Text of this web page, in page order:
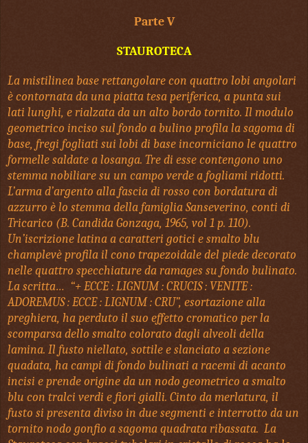
Parte V
STAUROTECA
La mistilinea base rettangolare con quattro lobi angolari
è contornata da una piatta tesa periferica, a punta sui
lati lunghi, e rialzata da un alto bordo tornito. Il modulo
geometrico inciso sul fondo a bulino profila la sagoma di
base, fregi fogliati sui lobi di base incorniciano le quattro
formelle saldate a losanga. Tre di esse contengono uno
stemma nobiliare su un campo verde a fogliami ridotti.
L’arma d’argento alla fascia di rosso con bordatura di
azzurro è lo stemma della famiglia Sanseverino, conti di
Tricarico (B. Candida Gonzaga, 1965, vol 1 p. 110).
Un’iscrizione latina a caratteri gotici e smalto blu
champlevè profila il cono trapezoidale del piede decorato
nelle quattro specchiature da ramages su fondo bulinato.
La scritta… “+ ECCE : LIGNUM : CRUCIS : VENITE :
ADOREMUS : ECCE : LIGNUM : CRU”, esortazione alla
preghiera, ha perduto il suo effetto cromatico per la
scomparsa dello smalto colorato dagli alveoli della
lamina. Il fusto niellato, sottile e slanciato a sezione
quadata, ha campi di fondo bulinati a racemi di acanto
incisi e prende origine da un nodo geometrico a smalto
blu con tralci verdi e fiori gialli. Cinto da merlatura, il
fusto si presenta diviso in due segmenti e interrotto da un
tornito nodo gonfio a sagoma quadrata ribassata. La